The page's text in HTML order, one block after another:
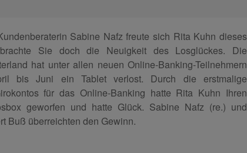
Sabine Nafz freute sich Rita Kuhn dieses
Sie doch die Neuigkeit des Losglückes. Die
hat unter allen neuen Online-Banking-Teilnehmern
bis Juni ein Tablet verlost. Durch die erstmalige
für das Online-Banking hatte Rita Kuhn Ihren
geworfen und hatte Glück. Sabine Nafz (re.) und
Buß überreichten den Gewinn.